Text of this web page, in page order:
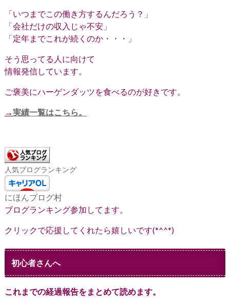
「いつまでこの働き方するんだろう？」
「会社だけの収入じゃ不安」
「定年までこれが続くのか・・・」
そう思ってる人に向けて
情報発信しています。
ご褒美にハーゲンダッツを食べるのが好きです。
→実績一覧はこちら。
人気ブログランキング
にほんブログ村
ブログランキング参加してます。
クリックで応援してくれたら嬉しいです(*^^*)
初心者さんへ
これまでの経過報告をまとめて読めます。